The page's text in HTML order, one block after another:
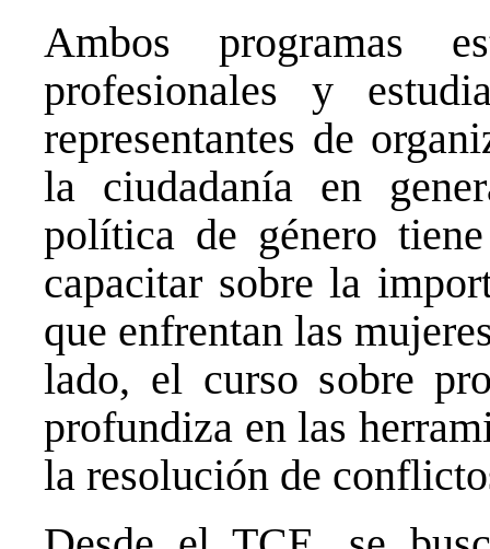
Ambos programas
profesionales y
representantes de
la ciudadanía en
política de género
capacitar sobre la
que enfrentan las
lado, el curso sobre
profundiza en las
la resolución de